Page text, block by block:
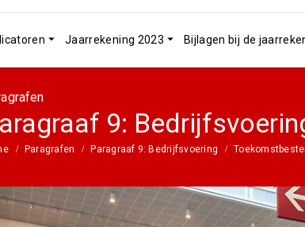
Jaarrekening 2023 Bijlagen bij de
9:
Paragrafen Paragraaf 9: Bedrijfsvoering